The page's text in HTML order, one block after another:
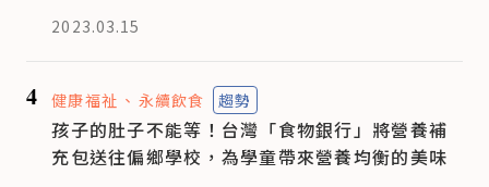
2023.03.15
4 健康福祉 永續飲食 趨勢
孩子的肚子不能等！台灣「食物銀行」將營養補
充包送往偏鄉學校，為學童帶來營養均衡的美味